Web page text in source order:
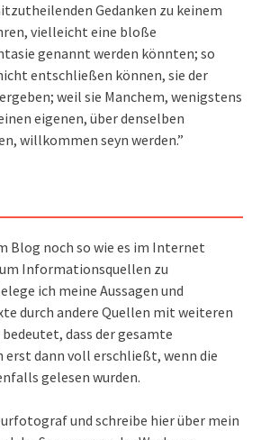
Gedanken zu keinem
vielleicht eine bloße
genannt werden könnten; so
entschließen können, sie der
weil sie Manchem, wenigstens
eigenen, über denselben
willkommen seyn werden.”
Blog noch so wie es im Internet
Informationsquellen zu
ich meine Aussagen und
durch andere Quellen mit weiteren
dass der gesamte
erst dann voll erschließt, wenn die
gelesen wurden.
und schreibe hier über mein